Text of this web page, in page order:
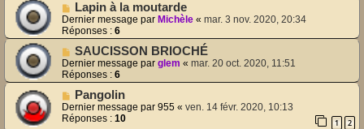
Lapin à la moutarde
Dernier message par Michèle « mar. 3 nov. 2020, 20:34
Réponses : 6
SAUCISSON BRIOCHÉ
Dernier message par glem « mar. 20 oct. 2020, 11:51
Réponses : 6
Pangolin
Dernier message par 955 « ven. 14 févr. 2020, 10:13
Réponses : 10 1 2